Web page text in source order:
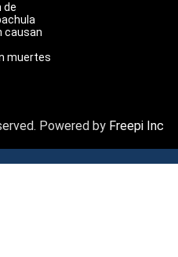
de
causan
muertes
Powered by Freepi Inc